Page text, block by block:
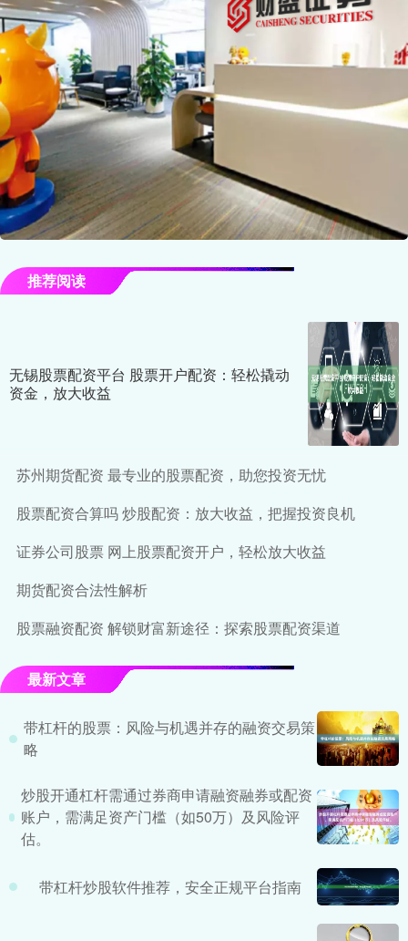
推荐阅读
无锡股票配资平台 股票开户配资：轻松撬动
资金，放大收益
苏州期货配资 最专业的股票配资，助您投资无忧
股票配资合算吗 炒股配资：放大收益，把握投资良机
证券公司股票 网上股票配资开户，轻松放大收益
期货配资合法性解析
股票融资配资 解锁财富新途径：探索股票配资渠道
最新文章
带杠杆的股票：风险与机遇并存的融资交易策
略
炒股开通杠杆需通过券商申请融资融券或配资
账户，需满足资产门槛（如50万）及风险评
估。
带杠杆炒股软件推荐，安全正规平台指南